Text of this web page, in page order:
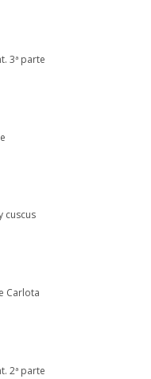
3ª parte
cuscus
Carlota
2ª parte